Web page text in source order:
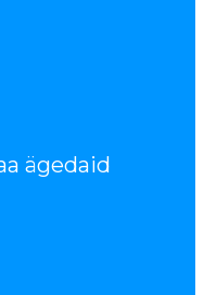
ägedaid